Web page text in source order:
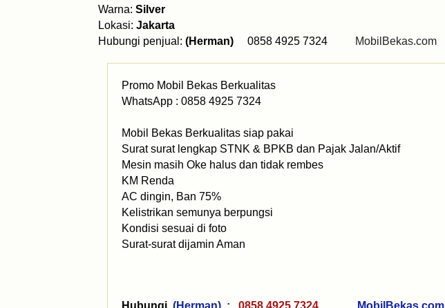
Warna: Silver
Lokasi: Jakarta
Hubungi penjual: (Herman) 0858 4925 7324 MobilBekas.com
Promo Mobil Bekas Berkualitas
WhatsApp : 0858 4925 7324
Mobil Bekas Berkualitas siap pakai
Surat surat lengkap STNK & BPKB dan Pajak Jalan/Aktif
Mesin masih Oke halus dan tidak rembes
KM Renda
AC dingin, Ban 75%
Kelistrikan semunya berpungsi
Kondisi sesuai di foto
Surat-surat dijamin Aman
Hubungi (Herman) : 0858 4925 7324 MobilBekas.com